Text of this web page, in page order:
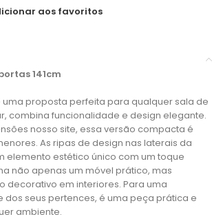
aos favoritos
141cm
uma proposta perfeita para qualquer sala de
combina funcionalidade e design elegante.
nosso site, essa versão compacta é
As ripas de design nas laterais da
elemento estético único com um toque
não apenas um móvel prático, mas
decorativo em interiores. Para uma
dos seus pertences, é uma peça prática e
ambiente.